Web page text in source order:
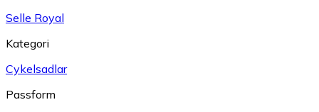
Selle Royal
Kategori
Cykelsadlar
Passform